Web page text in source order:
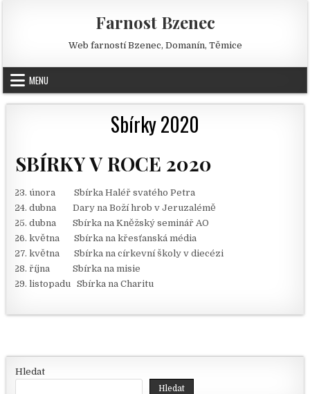
Farnost Bzenec
Web farností Bzenec, Domanín, Těmice
MENU
Sbírky 2020
SBÍRKY V ROCE 2020
února Sbírka Haléř svatého Petra
dubna Dary na Boží hrob v Jeruzalémě
dubna Sbírka na Kněžský seminář AO
května Sbírka na křesťanská média
května Sbírka na církevní školy v diecézi
října Sbírka na misie
listopadu Sbírka na Charitu
Hledat
Hledat